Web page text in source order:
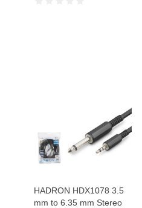
HADRON HDX1078 3.5
mm to 6.35 mm Stereo